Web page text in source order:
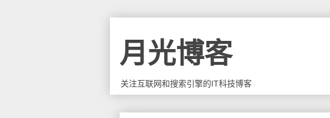
月光博客
关注互联网和搜索引擎的IT科技博客